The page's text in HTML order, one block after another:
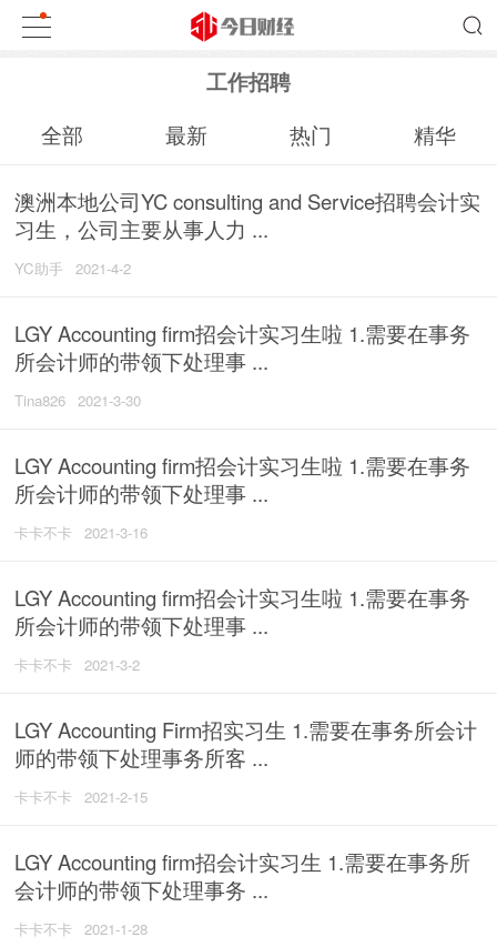
工作招聘
全部 最新 热门 精华
澳洲本地公司YC consulting and Service招聘会计实
习生，公司主要从事人力 ...
YC助手 2021-4-2
LGY Accounting firm招会计实习生啦 1.需要在事务
所会计师的带领下处理事 ...
Tina826 2021-3-30
LGY Accounting firm招会计实习生啦 1.需要在事务
所会计师的带领下处理事 ...
卡卡不卡 2021-3-16
LGY Accounting firm招会计实习生啦 1.需要在事务
所会计师的带领下处理事 ...
卡卡不卡 2021-3-2
LGY Accounting Firm招实习生 1.需要在事务所会计
师的带领下处理事务所客 ...
卡卡不卡 2021-2-15
LGY Accounting firm招会计实习生 1.需要在事务所
会计师的带领下处理事务 ...
卡卡不卡 2021-1-28